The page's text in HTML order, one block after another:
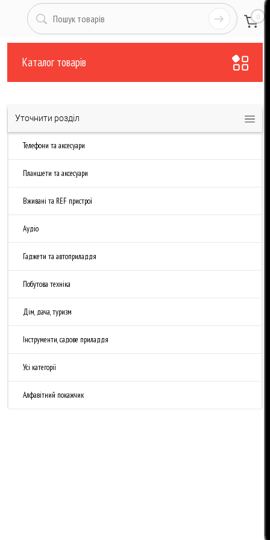
0
Каталог товарів
Уточнити розділ
Телефони та аксесуари
Планшети та аксесуари
Вживані та REF пристрої
Аудіо
Гаджети та автоприладдя
Побутова техніка
Дім, дача, туризм
Інструменти, садове приладдя
Усі категорії
Алфавітний покажчик